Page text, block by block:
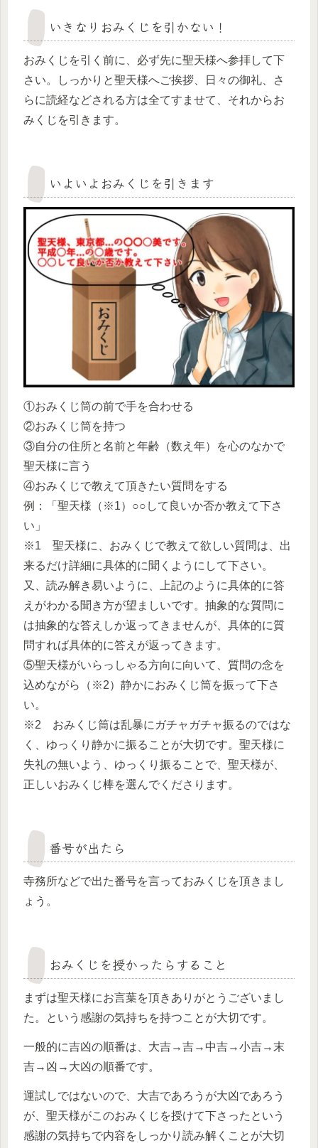
いきなりおみくじを引かない！
おみくじを引く前に、必ず先に聖天様へ参拝して下
さい。しっかりと聖天様へご挨拶、日々の御礼、さ
らに読経などされる方は全てすませて、それからお
みくじを引きます。
いよいよおみくじを引きます
①おみくじ筒の前で手を合わせる
②おみくじ筒を持つ
③自分の住所と名前と年齢（数え年）を心のなかで
聖天様に言う
④おみくじで教えて頂きたい質問をする
例：「聖天様（※1）○○して良いか否か教えて下さ
い」
※1 聖天様に、おみくじで教えて欲しい質問は、出
来るだけ詳細に具体的に聞くようにして下さい。
又、読み解き易いように、上記のように具体的に答
えがわかる聞き方が望ましいです。抽象的な質問に
は抽象的な答えしか返ってきませんが、具体的に質
問すれば具体的に答えが返ってきます。
⑤聖天様がいらっしゃる方向に向いて、質問の念を
込めながら（※2）静かにおみくじ筒を振って下さ
い。
※2 おみくじ筒は乱暴にガチャガチャ振るのではな
く、ゆっくり静かに振ることが大切です。聖天様に
失礼の無いよう、ゆっくり振ることで、聖天様が、
正しいおみくじ棒を選んでくださります。
番号が出たら
寺務所などで出た番号を言っておみくじを頂きまし
ょう。
おみくじを授かったらすること
まずは聖天様にお言葉を頂きありがとうございまし
た。という感謝の気持ちを持つことが大切です。
一般的に吉凶の順番は、大吉→吉→中吉→小吉→末
吉→凶→大凶の順番です。
運試しではないので、大吉であろうが大凶であろう
が、聖天様がこのおみくじを授けて下さったという
感謝の気持ちで内容をしっかり読み解くことが大切